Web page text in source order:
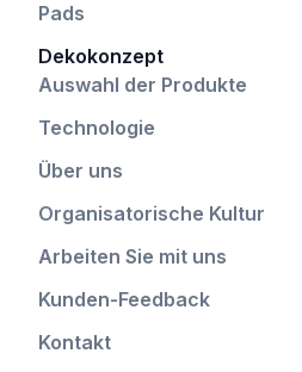
Pads
Dekokonzept
Auswahl der Produkte
Technologie
Über uns
Organisatorische Kultur
Arbeiten Sie mit uns
Kunden-Feedback
Kontakt